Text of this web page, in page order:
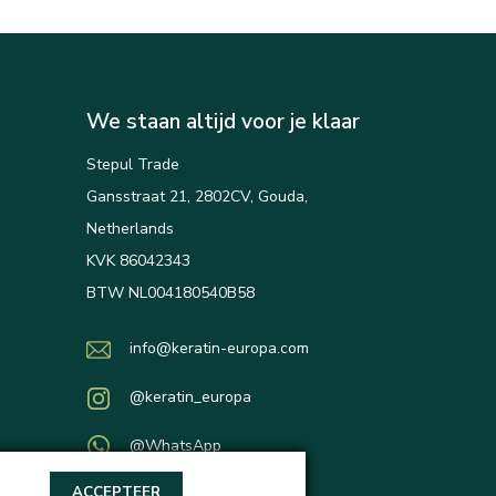
We staan altijd voor je klaar
Stepul Trade
Gansstraat 21, 2802CV, Gouda,
Netherlands
KVK 86042343
BTW NL004180540B58
info@keratin-europa.com
@keratin_europa
@WhatsApp